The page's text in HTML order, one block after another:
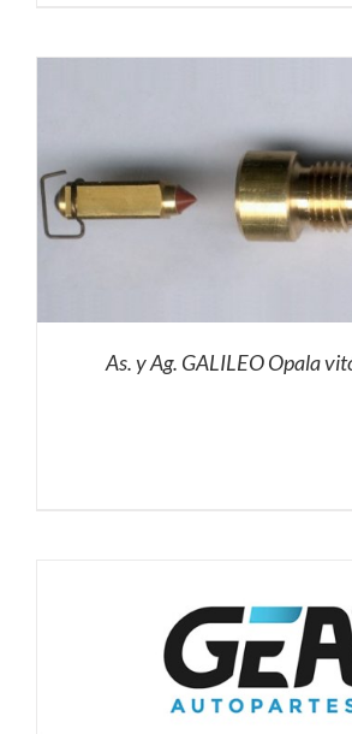
As. y Ag. GALILEO Opala